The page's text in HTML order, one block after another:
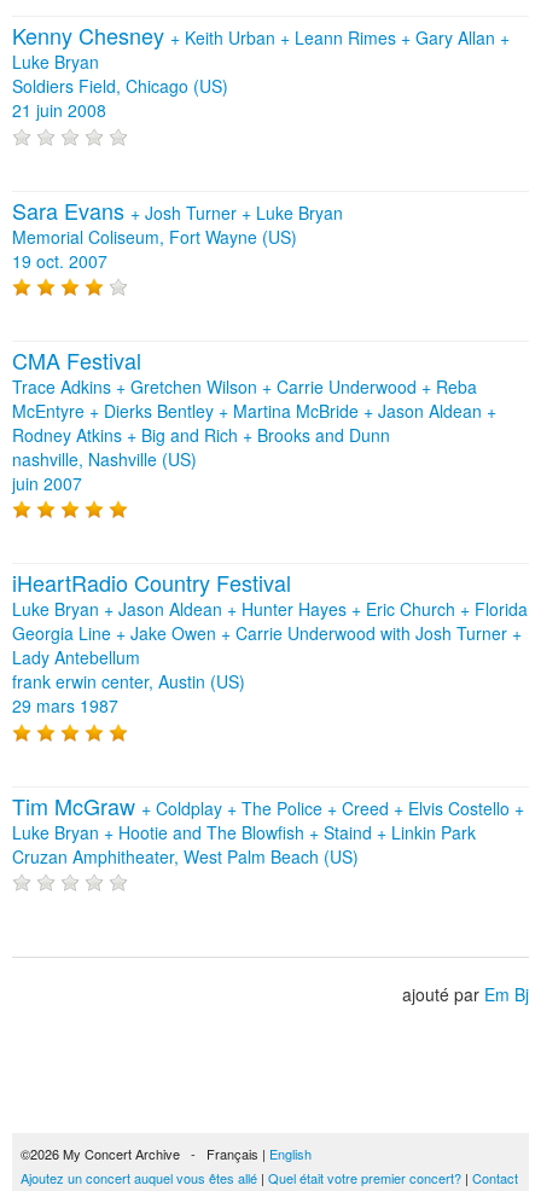
Kenny Chesney + Keith Urban + Leann Rimes + Gary Allan +
Luke Bryan
Soldiers Field, Chicago (US)
21 juin 2008
Sara Evans + Josh Turner + Luke Bryan
Memorial Coliseum, Fort Wayne (US)
19 oct. 2007
CMA Festival
Trace Adkins + Gretchen Wilson + Carrie Underwood + Reba
McEntyre + Dierks Bentley + Martina McBride + Jason Aldean +
Rodney Atkins + Big and Rich + Brooks and Dunn
nashville, Nashville (US)
juin 2007
iHeartRadio Country Festival
Luke Bryan + Jason Aldean + Hunter Hayes + Eric Church + Florida
Georgia Line + Jake Owen + Carrie Underwood with Josh Turner +
Lady Antebellum
frank erwin center, Austin (US)
29 mars 1987
Tim McGraw + Coldplay + The Police + Creed + Elvis Costello +
Luke Bryan + Hootie and The Blowfish + Staind + Linkin Park
Cruzan Amphitheater, West Palm Beach (US)
ajouté par Em Bj
©2026 My Concert Archive - Français | English
Ajoutez un concert auquel vous êtes allé | Quel était votre premier concert? | Contact